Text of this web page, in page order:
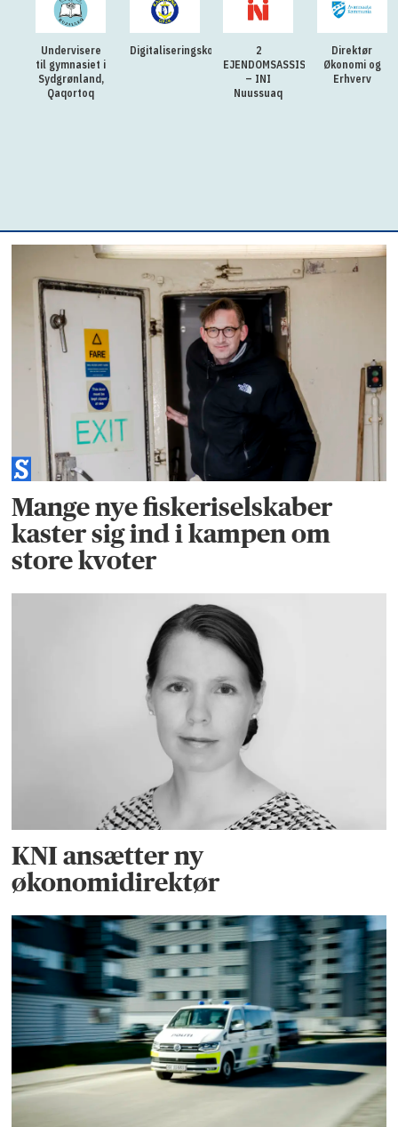
Undervisere
til gymnasiet i
Sydgrønland,
Qaqortoq
Digitaliseringskonsulent
2
EJENDOMSASSISTENTER
– INI
Nuussuaq
Direktør
Økonomi og
Erhverv
Mange nye fiskeriselskaber
kaster sig ind i kampen om
store kvoter
KNI ansætter ny
økonomidirektør